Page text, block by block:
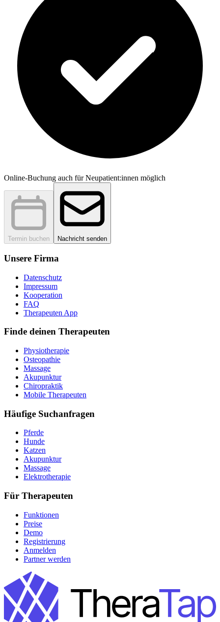
Online-Buchung auch für Neupatient:innen möglich
Termin buchen Nachricht senden
Unsere Firma
Datenschutz
Impressum
Kooperation
FAQ
Therapeuten App
Finde deinen Therapeuten
Physiotherapie
Osteopathie
Massage
Akupunktur
Chiropraktik
Mobile Therapeuten
Häufige Suchanfragen
Pferde
Hunde
Katzen
Akupunktur
Massage
Elektrotherapie
Für Therapeuten
Funktionen
Preise
Demo
Registrierung
Anmelden
Partner werden